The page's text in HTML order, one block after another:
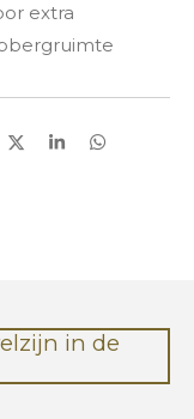
extra
D
S
D
in de